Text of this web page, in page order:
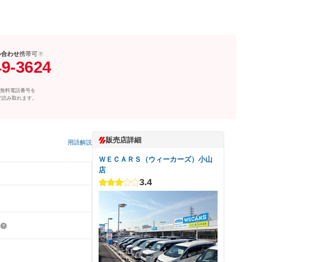
わせ携帯可
3624
料電話番号を
み取れます。
用語解説 販売店詳細
ＷＥＣＡＲＳ（ウィーカーズ）小山
店
3.4